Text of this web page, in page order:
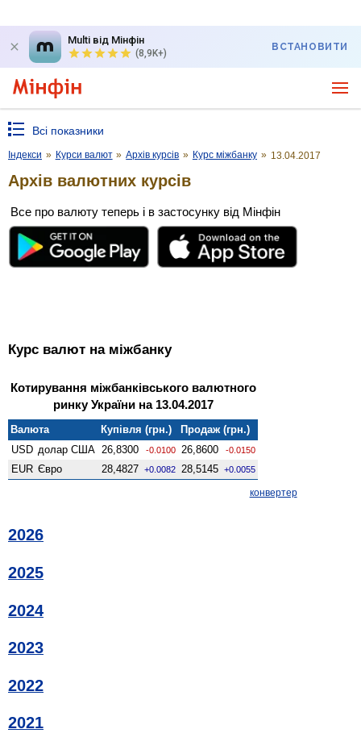
Multi від Мінфін
(8,9K+)
ВСТАНОВИТИ
Всі показники
Індекси » Курси валют » Архів курсів » Курс міжбанку » 13.04.2017
Архів валютних курсів
Все про валюту теперь і в застосунку від Мінфін
Курс валют на міжбанку
Котирування міжбанківського валютного
ринку України на 13.04.2017
Валюта Купівля (грн.)
Продаж (грн.)
USD долар США 26,8300 -0.0100 26,8600 -0.0150
EUR Євро 28,4827 +0.0082 28,5145 +0.0055
конвертер
2026
2025
2024
2023
2022
2021